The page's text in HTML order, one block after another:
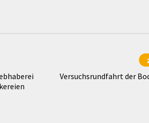
Versuchsrundfahrt der